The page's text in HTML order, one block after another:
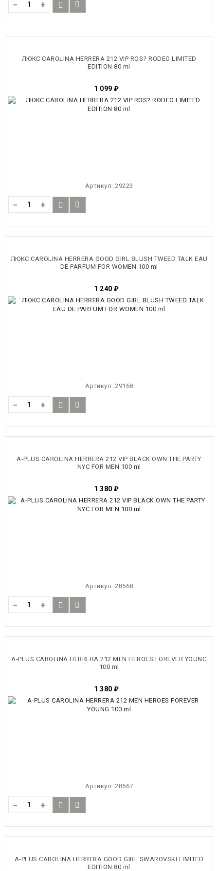
− +
ЛЮКС CAROLINA HERRERA 212 VIP ROS? RODEO LIMITED
EDITION 80 ml
1 099 ₽
Артикул: 29223
− +
ЛЮКС CAROLINA HERRERA GOOD GIRL BLUSH TWEED TALK EAU
DE PARFUM FOR WOMEN 100 ml
1 240 ₽
Артикул: 29168
− +
A-PLUS CAROLINA HERRERA 212 VIP BLACK OWN THE PARTY
NYC FOR MEN 100 ml
1 380 ₽
Артикул: 28568
− +
A-PLUS CAROLINA HERRERA 212 MEN HEROES FOREVER YOUNG
100 ml
1 380 ₽
Артикул: 28567
− +
A-PLUS CAROLINA HERRERA GOOD GIRL SWAROVSKI LIMITED
EDITION 80 ml